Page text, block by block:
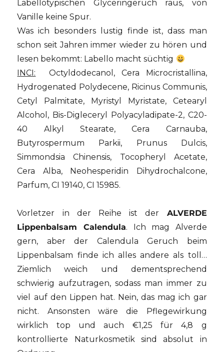
Labellotypischen Glyceringeruch raus, von
Vanille keine Spur.
Was ich besonders lustig finde ist, dass man
schon seit Jahren immer wieder zu hören und
lesen bekommt: Labello macht süchtig
INCI: Octyldodecanol, Cera Microcristallina,
Hydrogenated Polydecene, Ricinus Communis,
Cetyl Palmitate, Myristyl Myristate, Cetearyl
Alcohol, Bis-Digleceryl Polyacyladipate-2, C20-
40 Alkyl Stearate, Cera Carnauba,
Butyrospermum Parkii, Prunus Dulcis,
Simmondsia Chinensis, Tocopheryl Acetate,
Cera Alba, Neohesperidin Dihydrochalcone,
Parfum, CI 19140, CI 15985.
Vorletzer in der Reihe ist der ALVERDE
Lippenbalsam Calendula. Ich mag Alverde
gern, aber der Calendula Geruch beim
Lippenbalsam finde ich alles andere als toll…
Ziemlich weich und dementsprechend
schwierig aufzutragen, sodass man immer zu
viel auf den Lippen hat. Nein, das mag ich gar
nicht. Ansonsten wäre die Pflegewirkung
wirklich top und auch €1,25 für 4,8 g
kontrollierte Naturkosmetik sind absolut in